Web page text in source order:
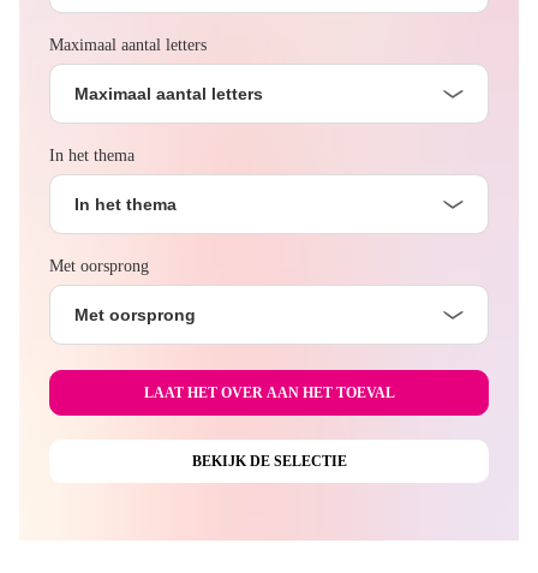
Maximaal aantal letters
Maximaal aantal letters
In het thema
In het thema
Met oorsprong
Met oorsprong